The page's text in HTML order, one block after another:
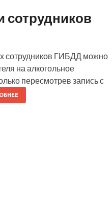
сотрудников
сотрудников ГИБДД можно
на алкогольное
пересмотрев запись с